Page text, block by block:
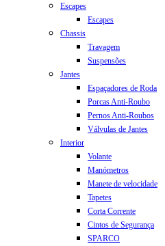
Escapes
Escapes
Chassis
Travagem
Suspensões
Jantes
Espaçadores de Roda
Porcas Anti-Roubo
Pernos Anti-Roubos
Válvulas de Jantes
Interior
Volante
Manómetros
Manete de velocidade
Tapetes
Corta Corrente
Cintos de Segurança
SPARCO